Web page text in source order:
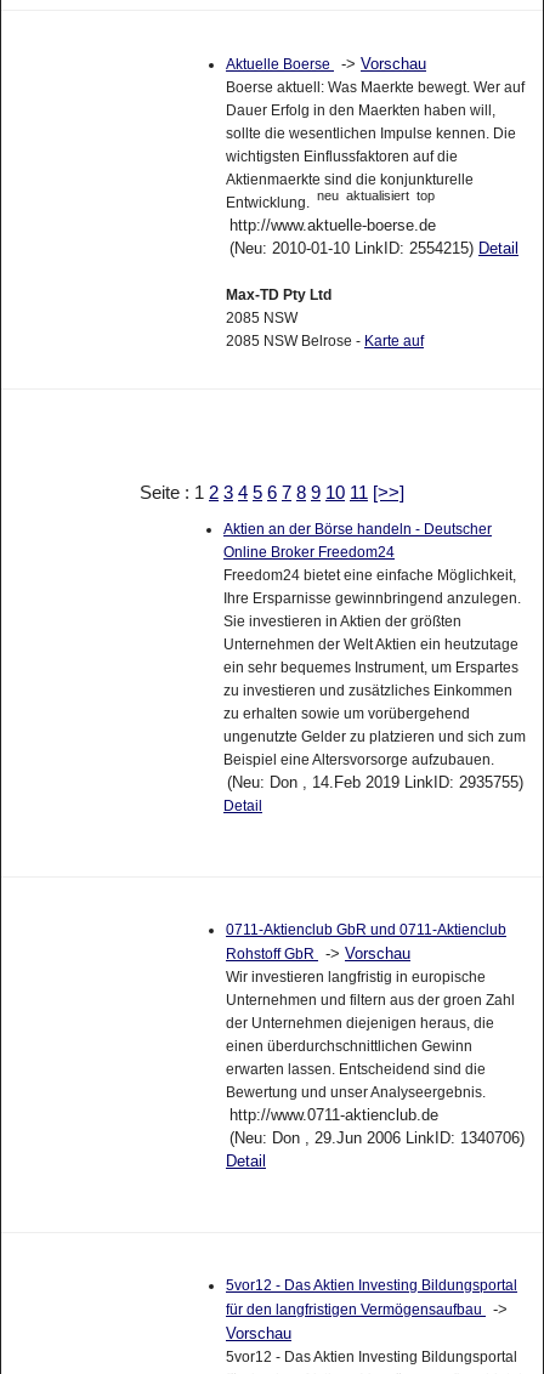
Aktuelle Boerse -> Vorschau
Boerse aktuell: Was Maerkte bewegt. Wer auf
Dauer Erfolg in den Maerkten haben will,
sollte die wesentlichen Impulse kennen. Die
wichtigsten Einflussfaktoren auf die
Aktienmaerkte sind die konjunkturelle
Entwicklung.
neu aktualisiert top
http://www.aktuelle-boerse.de
(Neu: 2010-01-10 LinkID: 2554215) Detail
Max-TD Pty Ltd
2085 NSW
2085 NSW Belrose - Karte auf
Seite : 1 2 3 4 5 6 7 8 9 10 11 [>>]
Aktien an der Börse handeln - Deutscher
Online Broker Freedom24
Freedom24 bietet eine einfache Möglichkeit,
Ihre Ersparnisse gewinnbringend anzulegen.
Sie investieren in Aktien der größten
Unternehmen der Welt Aktien ein heutzutage
ein sehr bequemes Instrument, um Erspartes
zu investieren und zusätzliches Einkommen
zu erhalten sowie um vorübergehend
ungenutzte Gelder zu platzieren und sich zum
Beispiel eine Altersvorsorge aufzubauen.
(Neu: Don , 14.Feb 2019 LinkID: 2935755)
Detail
0711-Aktienclub GbR und 0711-Aktienclub
Rohstoff GbR
-> Vorschau
Wir investieren langfristig in europische
Unternehmen und filtern aus der groen Zahl
der Unternehmen diejenigen heraus, die
einen überdurchschnittlichen Gewinn
erwarten lassen. Entscheidend sind die
Bewertung und unser Analyseergebnis.
http://www.0711-aktienclub.de
(Neu: Don , 29.Jun 2006 LinkID: 1340706)
Detail
5vor12 - Das Aktien Investing Bildungsportal
für den langfristigen Vermögensaufbau
->
Vorschau
5vor12 - Das Aktien Investing Bildungsportal